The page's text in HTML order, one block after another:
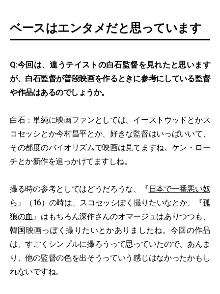
ベースはエンタメだと思っています
Q:今回は、違うテイストの白石監督を見れたと思います
が、白石監督が普段映画を作るときに参考にしている監督
や作品はあるのでしょうか。
白石：単純に映画ファンとしては、イーストウッドとかス
コセッシとか今村昌平とか、好きな監督はいっぱいいて、
その都度のバイオリズムで映画は見てますね。ケン・ロー
チとか新作を追っかけてますしね。
撮る時の参考としてはどうだろうな、『日本で一番悪い奴
ら 』（16）の時は、スコセッシぽく撮りたいなとか、『孤
狼の血 』はもちろん深作さんのオマージュはありつつも、
韓国映画っぽく撮りたいとかありましたね。今回の作品
は、すごくシンプルに撮ろうって思っていたので、あんま
り、他の監督の色を出そうっていう感じはなかったかもし
れないですね。